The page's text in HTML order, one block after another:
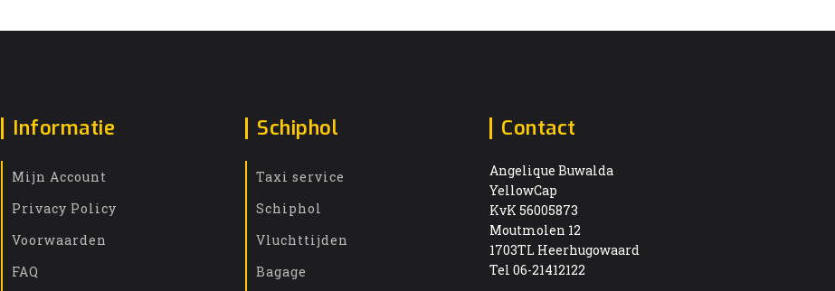
Informatie
Mijn Account
Privacy Policy
Voorwaarden
FAQ
Schiphol
Taxi service
Schiphol
Vluchttijden
Bagage
Contact
Angelique Buwalda
YellowCap
KvK 56005873
Moutmolen 12
1703TL Heerhugowaard
Tel 06-21412122